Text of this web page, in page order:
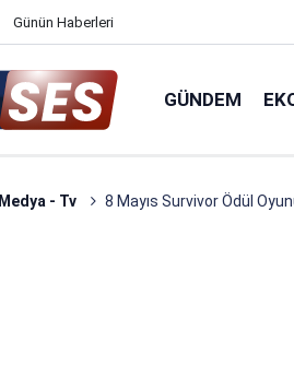
Günün Haberleri
GÜNDEM
Medya - Tv 8 Mayıs Survivor Ödül